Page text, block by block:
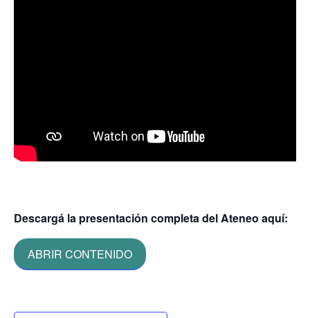
Descargá la presentación completa del Ateneo aquí:
ABRIR CONTENIDO